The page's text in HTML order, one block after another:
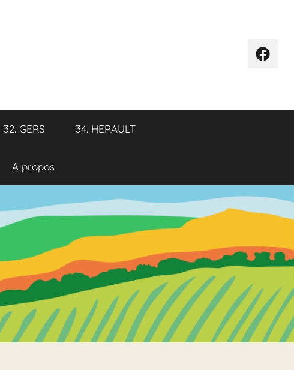
32. GERS 34. HERAULT
A propos